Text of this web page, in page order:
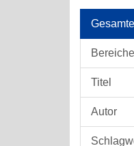
Titel
Autor